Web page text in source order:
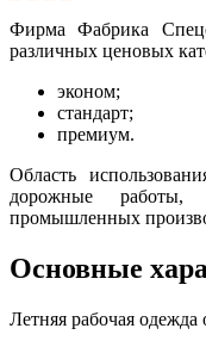
Фирма Фабрика
различных ценовых
эконом;
стандарт;
премиум.
Область
дорожные работы,
промышленных
Основные
Летняя рабочая одежда